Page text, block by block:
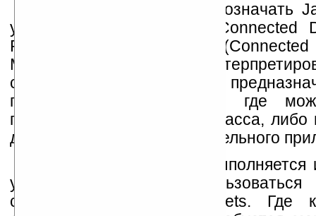
Сейчас уже принято обозначать
устройство как CDC/PP
Profile) или CLDC/Midlets
Midlets). Что должно
спецификация CDC/PP
продвинутых смартфонов, где
приложение либо в виде класса,
достаточен для запуска отдельного
Если это условие не
устройств должна
спецификацией CLDC/Midlets. Где